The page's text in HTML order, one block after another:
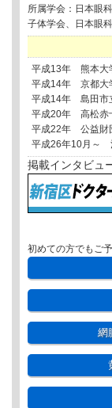
所属学会：日本眼
子体学会、日本眼
平成13年 熊本
平成14年 京都大
平成14年 島田市
平成20年 高松赤
平成22年 公益財
平成26年10月～
掲載インタビュ
初めての方でもご
網